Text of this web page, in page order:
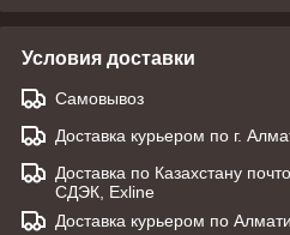
Условия доставки
Самовывоз
Доставка курьером по г.
Доставка по Казахстану
СДЭК, Exline
Доставка курьером по